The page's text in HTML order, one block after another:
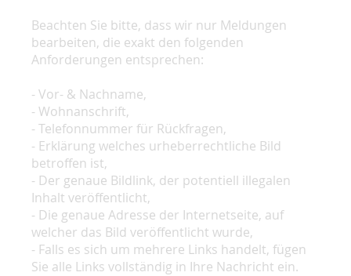
Beachten Sie bitte, dass wir nur Meldungen
bearbeiten, die exakt den folgenden
Anforderungen entsprechen:
- Vor- & Nachname,
- Wohnanschrift,
- Telefonnummer für Rückfragen,
- Erklärung welches urheberrechtliche Bild
betroffen ist,
- Der genaue Bildlink, der potentiell illegalen
Inhalt veröffentlicht,
- Die genaue Adresse der Internetseite, auf
welcher das Bild veröffentlicht wurde,
- Falls es sich um mehrere Links handelt, fügen
Sie alle Links vollständig in Ihre Nachricht ein.